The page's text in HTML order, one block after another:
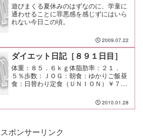
遊びまくる夏休みのはずなのに、学童に
通わせることに罪悪感を感じずにはいら
れない今日この頃。
2009.07.22
ダイエット日記［８９１日目］
体重：８５．６ｋｇ体脂肪率：２１．
５％歩数：ＪＯＧ：朝食：ゆかりご飯昼
食：日替わり定食（ＵＮＩＯＮ）￥７３
2010.01.28
スポンサーリンク